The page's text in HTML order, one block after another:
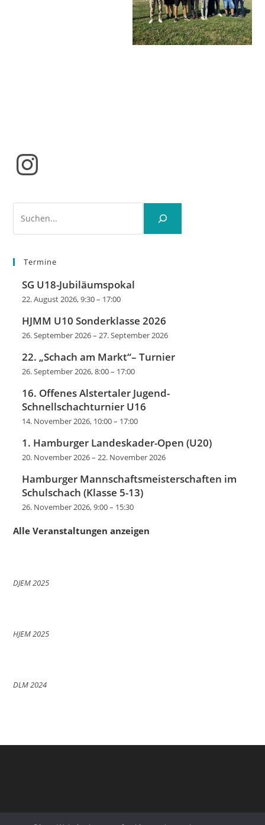
Instagram
Termine
SG U18-Jubiläumspokal
22. August 2026, 9:30– 17:00
HJMM U10 Sonderklasse 2026
26. September 2026–27. September 2026
22. „Schach am Markt“– Turnier
26. September 2026, 8:00– 17:00
16. Offenes Alstertaler Jugend-
Schnellschachturnier U16
14. November 2026, 10:00– 17:00
1. Hamburger Landeskader-Open (U20)
20. November 2026–22. November 2026
Hamburger Mannschaftsmeisterschaften im
Schulschach (Klasse 5-13)
26. November 2026, 9:00– 15:30
Alle Veranstaltungen anzeigen
DJEM 2025
HJEM 2025
DLM 2024